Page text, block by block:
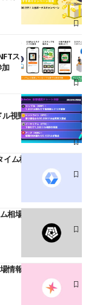
スタンプラリーの実
加
視野【仮想通貨チャ
ム相場情報
相場情報
情報